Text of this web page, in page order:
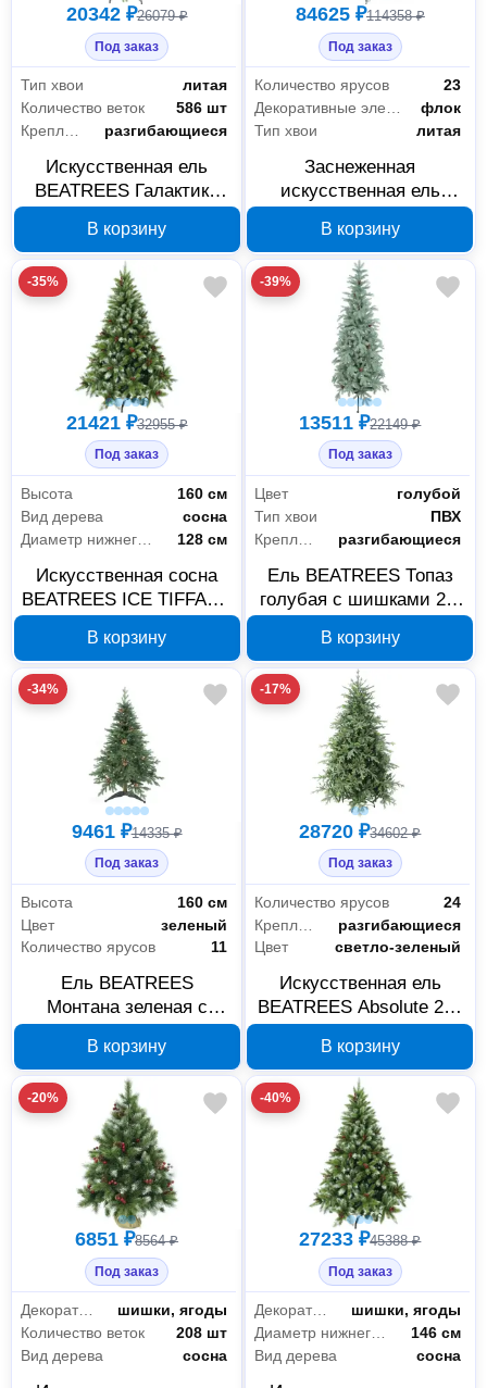
20342 ₽26079 ₽
Под заказ
Тип хвои
литая
Количество веток
586 шт
разгибающиеся
Искусственная ель
BEATREES Галактика
В корзину
84625 ₽114358 ₽
Под заказ
Количество ярусов
23
флок
Тип хвои
литая
Заснеженная
искусственная ель
280 см 1033028
В корзину
-35%
21421 ₽32955 ₽
Под заказ
Высота
160 см
Вид дерева
сосна
128 см
Искусственная сосна
BEATREES ICE TIFFANY
В корзину
-39%
13511 ₽22149 ₽
Под заказ
Цвет
голубой
Тип хвои
ПВХ
Крепление веток
разгибающиеся
Ель BEATREES Топаз
голубая с шишками 2,1
В корзину
-34%
9461 ₽14335 ₽
Под заказ
Высота
160 см
Цвет
зеленый
Количество ярусов
11
Ель BEATREES
Монтана зеленая с
В корзину
-17%
28720 ₽34602 ₽
Под заказ
Количество ярусов
24
Крепление веток
разгибающиеся
Цвет
светло-зеленый
Искусственная ель
BEATREES Absolute 250
В корзину
-20%
6851 ₽8564 ₽
Под заказ
Декоративные элементы
шишки, ягоды
Количество веток
208 шт
Вид дерева
сосна
-40%
27233 ₽45388 ₽
Под заказ
Декоративные элементы
шишки, ягоды
Диаметр нижнего яруса
146 см
Вид дерева
сосна